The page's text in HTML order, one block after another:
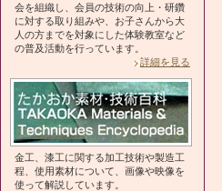
会を組織し、会員の技術の向上・研鑽
に対する取り組みや、お子さんから大
人の方までを対象にした体験教室など
の普及活動を行っています。
詳細を見る
金工、漆工に関する加工技術や製造工
程、使用素材について、画像や映像を
使って解説しています。